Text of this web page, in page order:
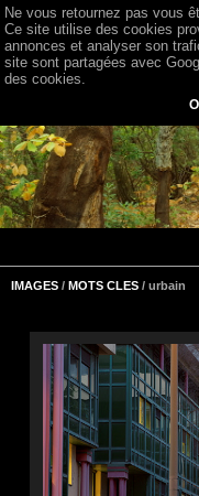
IMAGES / MOTS CLES / urbain
Ne vous retournez pas vous
Ce site utilise des cookies
annonces et analyser son
site sont partagées avec
des cookies.